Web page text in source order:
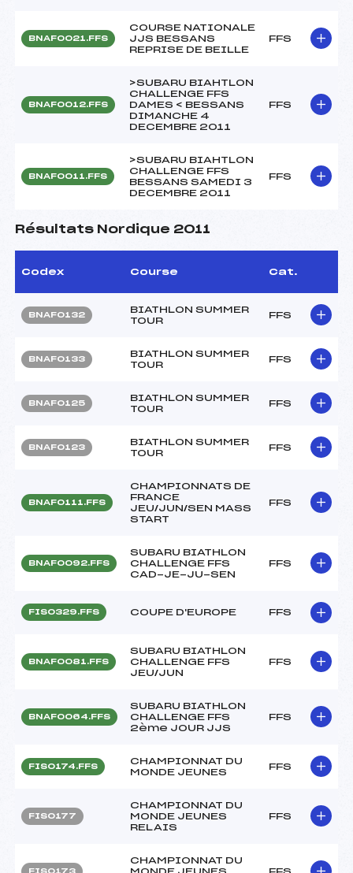
BNAF0021.FFS
COURSE NATIONALE
JJS BESSANS
REPRISE DE BEILLE
FFS
BNAF0012.FFS
>SUBARU BIAHTLON
CHALLENGE FFS
DAMES < BESSANS
DIMANCHE 4
DECEMBRE 2011
FFS
BNAF0011.FFS
>SUBARU BIAHTLON
CHALLENGE FFS
BESSANS SAMEDI 3
DECEMBRE 2011
FFS
Résultats Nordique 2011
Codex Course Cat.
BNAF0132
BIATHLON SUMMER
TOUR
FFS
BNAF0133
BIATHLON SUMMER
TOUR
FFS
BNAF0125
BIATHLON SUMMER
TOUR
FFS
BNAF0123
BIATHLON SUMMER
TOUR
FFS
BNAF0111.FFS
CHAMPIONNATS DE
FRANCE
JEU/JUN/SEN MASS
START
FFS
BNAF0092.FFS
SUBARU BIATHLON
CHALLENGE FFS
CAD-JE-JU-SEN
FFS
FIS0329.FFS COUPE D'EUROPE FFS
BNAF0081.FFS
SUBARU BIATHLON
CHALLENGE FFS
JEU/JUN
FFS
BNAF0064.FFS
SUBARU BIATHLON
CHALLENGE FFS
2ème JOUR JJS
FFS
FIS0174.FFS
CHAMPIONNAT DU
MONDE JEUNES
FFS
FIS0177
CHAMPIONNAT DU
MONDE JEUNES
RELAIS
FFS
FIS0173
CHAMPIONNAT DU
MONDE JEUNES
FFS